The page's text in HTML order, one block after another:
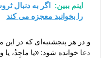
اینم ببین:
اگر به دنبال
را بخوانید معجزه می کند
و در هر پنجشنبه‌ای که در این
دعا خوانده شود: «یا ماجِدُ، یا